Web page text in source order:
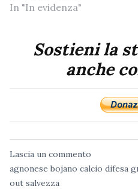
In "In evidenza"
Sostieni la
anche
Lascia un commento
agnonese bojano calcio difesa
out salvezza